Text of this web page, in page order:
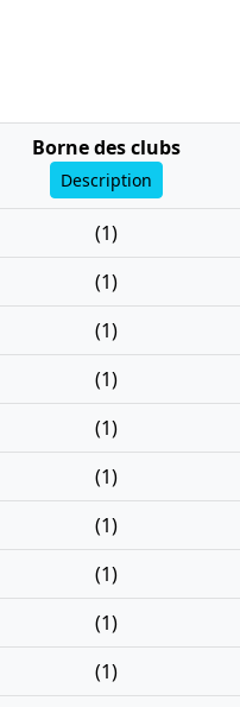
Borne des clubs
Description
(1)
(1)
(1)
(1)
(1)
(1)
(1)
(1)
(1)
(1)